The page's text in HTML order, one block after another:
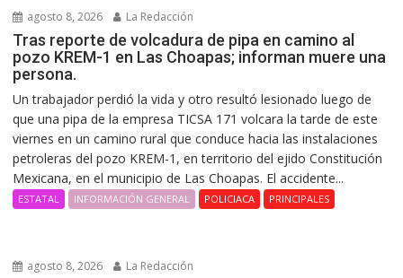
agosto 8, 2026 La Redacción
Tras reporte de volcadura de pipa en camino al
pozo KREM-1 en Las Choapas; informan muere una
persona.
Un trabajador perdió la vida y otro resultó lesionado luego de
que una pipa de la empresa TICSA 171 volcara la tarde de este
viernes en un camino rural que conduce hacia las instalaciones
petroleras del pozo KREM-1, en territorio del ejido Constitución
Mexicana, en el municipio de Las Choapas. El accidente...
ESTATAL INFORMACIÓN GENERAL POLICIACA PRINCIPALES
agosto 8, 2026 La Redacción